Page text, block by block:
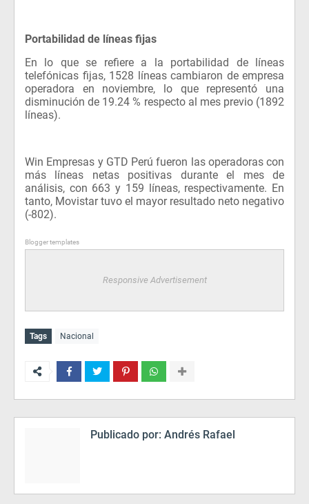
Portabilidad de líneas fijas
En lo que se refiere a la portabilidad de líneas
telefónicas fijas, 1528 líneas cambiaron de empresa
operadora en noviembre, lo que representó una
disminución de 19.24 % respecto al mes previo (1892
líneas).
Win Empresas y GTD Perú fueron las operadoras con
más líneas netas positivas durante el mes de
análisis, con 663 y 159 líneas, respectivamente. En
tanto, Movistar tuvo el mayor resultado neto negativo
(-802).
Blogger templates
Responsive Advertisement
Tags Nacional
Publicado por: Andrés Rafael